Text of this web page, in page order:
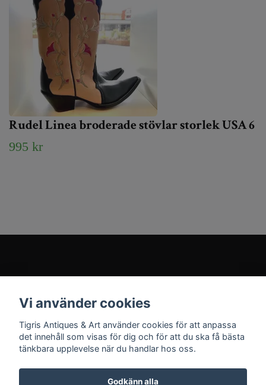
Rudel Linea broderade stövlar storlek USA 6
995 kr
Sociala medier
Vi använder cookies
Tigris Antiques & Art använder cookies för att anpassa
det innehåll som visas för dig och för att du ska få bästa
tänkbara upplevelse när du handlar hos oss.
Godkänn alla